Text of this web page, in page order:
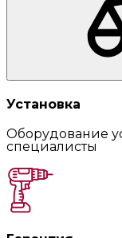
Установка
Оборудование
специалисты